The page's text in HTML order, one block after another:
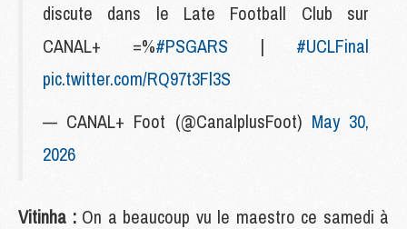
discute dans le Late Football Club sur
CANAL+ =%#PSGARS | #UCLFinal
pic.twitter.com/RQ97t3Fl3S
— CANAL+ Foot (@CanalplusFoot) May 30,
2026
Vitinha : On a beaucoup vu le maestro ce samedi à